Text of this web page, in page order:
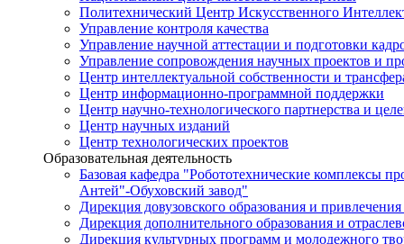
Политехнический Центр Искусственного
Управление контроля качества
Управление научной аттестации и подготовки
Управление сопровождения научных проектов и
Центр интеллектуальной собственности и
Центр информационно-программной поддержки
Центр научно-технологического партнерства и
Центр научных изданий
Центр технологических проектов
Образовательная деятельность
Базовая кафедра "Робототехнические комплексы
Антей"-Обуховский завод"
Дирекция довузовского образования и привлечения
Дирекция дополнительного образования и
Дирекция культурных программ и молодежного